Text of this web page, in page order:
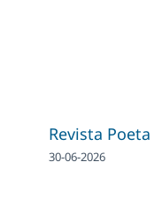
Revista
30-06-2026